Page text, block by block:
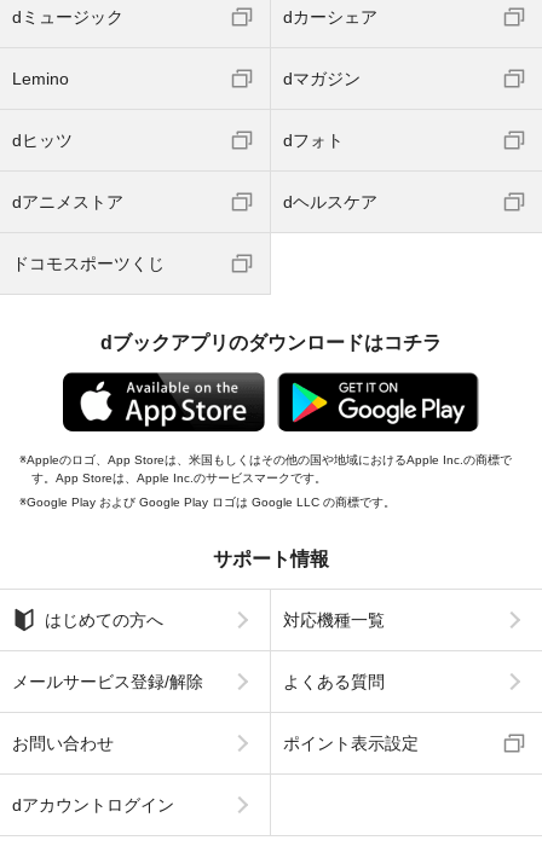
dミュージック dカーシェア
Lemino dマガジン
dヒッツ dフォト
dアニメストア dヘルスケア
ドコモスポーツくじ
dブックアプリのダウンロードはコチラ
Appleのロゴ、App Storeは、米国もしくはその他の国や地域におけるApple Inc.の商標で
す。App Storeは、Apple Inc.のサービスマークです。
Google Play および Google Play ロゴは Google LLC の商標です。
サポート情報
はじめての方へ 対応機種一覧
メールサービス登録/解除 よくある質問
お問い合わせ ポイント表示設定
dアカウントログイン